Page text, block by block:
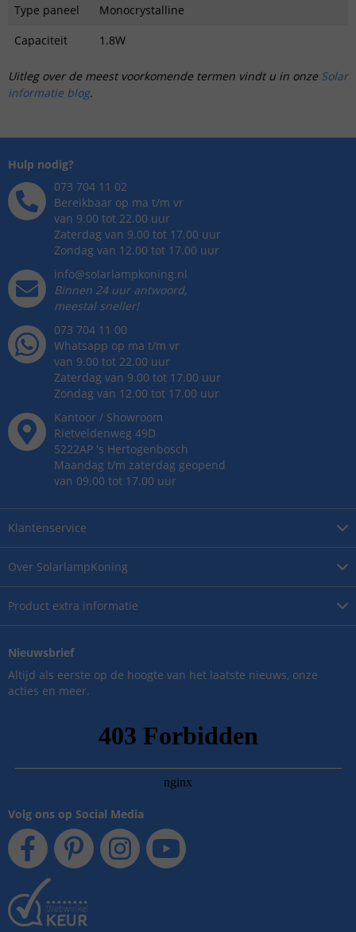
Type paneel
Monocrystalline
Capaciteit
1.8W
Uitleg over de meest voorkomende termen vindt u in onze Solar
informatie blog.
Over SolarlampKoning
Product extra informatie
Klantenservice
Hulp nodig?
073 704 11 02
Bereikbaar op ma t/m vr
van 9.00 tot 22.00 uur
Zaterdag van 9.00 tot 17.00 uur
Zondag van 12.00 tot 17.00 uur
info@solarlampkoning.nl
Binnen 24 uur antwoord,
meestal sneller!
073 704 11 00
Whatsapp op ma t/m vr
van 9.00 tot 22.00 uur
Zaterdag van 9.00 tot 17.00 uur
Zondag van 12.00 tot 17.00 uur
Kantoor / Showroom
Rietveldenweg 49D
5222AP 's Hertogenbosch
Maandag t/m zaterdag geopend
van 09.00 tot 17.00 uur
Nieuwsbrief
Altijd als eerste op de hoogte van het laatste nieuws, onze
acties en meer.
Volg ons op Social Media